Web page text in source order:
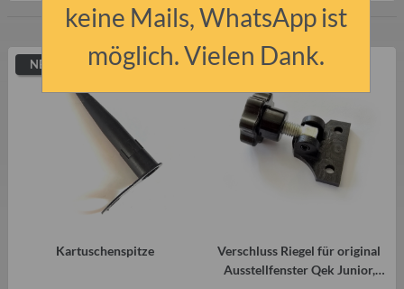
NEU
Kartuschenspitze
AUSVERKAUFT
Verschluss Riegel für original
Ausstellfenster Qek Junior,
keine Mails, WhatsApp ist
möglich. Vielen Dank.